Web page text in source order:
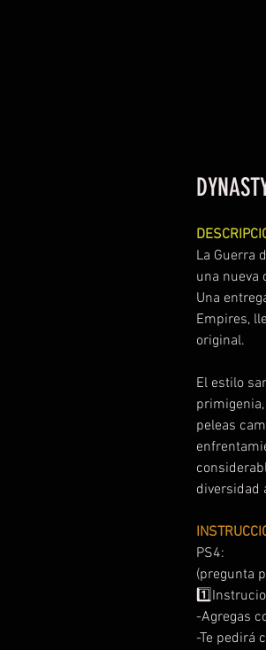
La Guerra
una nueva
Una
Empires,
original.
El estilo
peleas
diversidad
PS4:
(pregunta
-Agregas
-Te pedirá